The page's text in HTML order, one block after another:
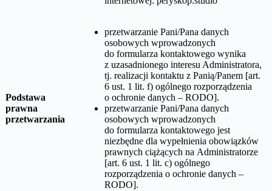
Podstawa
prawna
przetwarzania
przetwarzanie Pani/Pana danych
osobowych wprowadzonych
do formularza kontaktowego wynika
z uzasadnionego interesu Administratora,
tj. realizacji kontaktu z Panią/Panem [art.
6 ust. 1 lit. f) ogólnego rozporządzenia
o ochronie danych – RODO].
przetwarzanie Pani/Pana danych
osobowych wprowadzonych
do formularza kontaktowego jest
niezbędne dla wypełnienia obowiązków
prawnych ciążących na Administratorze
[art. 6 ust. 1 lit. c) ogólnego
rozporządzenia o ochronie danych –
RODO].